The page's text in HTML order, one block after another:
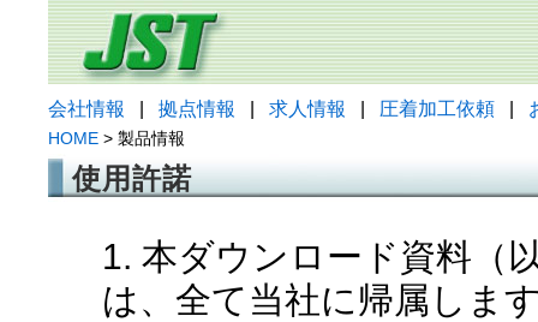
会社情報 拠点情報 求人情報 圧着加工依頼
HOME > 製品情報
使用許諾
1. 本ダウンロード資料（
は、全て当社に帰属しま